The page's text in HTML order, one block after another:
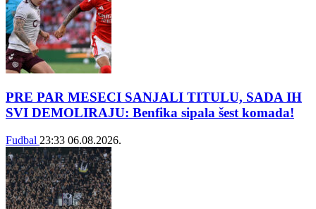
PRE PAR MESECI SANJALI TITULU, SADA IH
SVI DEMOLIRAJU: Benfika sipala šest komada!
Fudbal 23:33 06.08.2026.